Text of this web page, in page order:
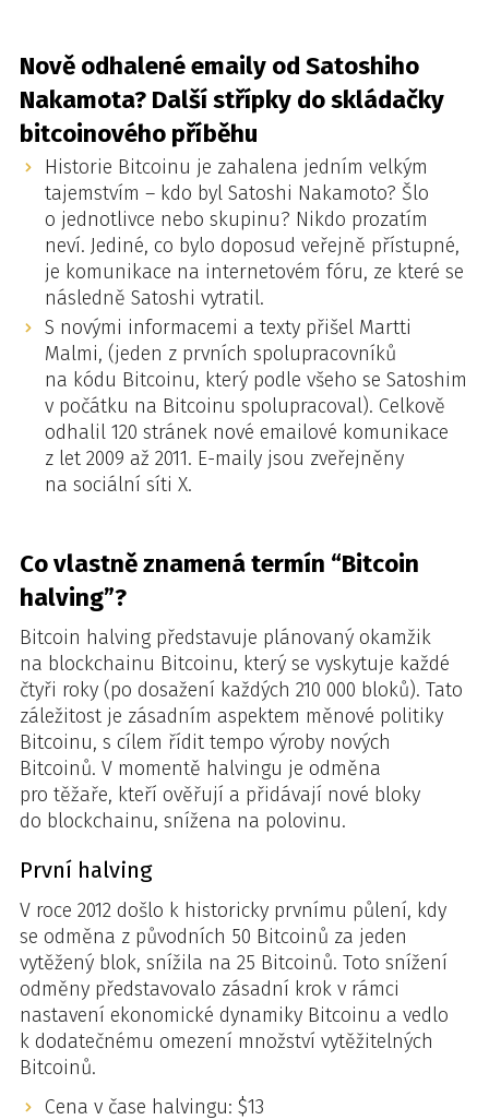
Nově odhalené emaily od Satoshiho
Nakamota? Další střípky do skládačky
bitcoinového příběhu
Historie Bitcoinu je zahalena jedním velkým
tajemstvím – kdo byl Satoshi Nakamoto? Šlo
o jednotlivce nebo skupinu? Nikdo prozatím
neví. Jediné, co bylo doposud veřejně přístupné,
je komunikace na internetovém fóru, ze které se
následně Satoshi vytratil.
S novými informacemi a texty přišel Martti
Malmi, (jeden z prvních spolupracovníků
na kódu Bitcoinu, který podle všeho se Satoshim
v počátku na Bitcoinu spolupracoval). Celkově
odhalil 120 stránek nové emailové komunikace
z let 2009 až 2011. E-maily jsou zveřejněny
na sociální síti X.
Co vlastně znamená termín “Bitcoin
halving”?
Bitcoin halving představuje plánovaný okamžik
na blockchainu Bitcoinu, který se vyskytuje každé
čtyři roky (po dosažení každých 210 000 bloků). Tato
záležitost je zásadním aspektem měnové politiky
Bitcoinu, s cílem řídit tempo výroby nových
Bitcoinů. V momentě halvingu je odměna
pro těžaře, kteří ověřují a přidávají nové bloky
do blockchainu, snížena na polovinu.
První halving
V roce 2012 došlo k historicky prvnímu půlení, kdy
se odměna z původních 50 Bitcoinů za jeden
vytěžený blok, snížila na 25 Bitcoinů. Toto snížení
odměny představovalo zásadní krok v rámci
nastavení ekonomické dynamiky Bitcoinu a vedlo
k dodatečnému omezení množství vytěžitelných
Bitcoinů.
Cena v čase halvingu: $13